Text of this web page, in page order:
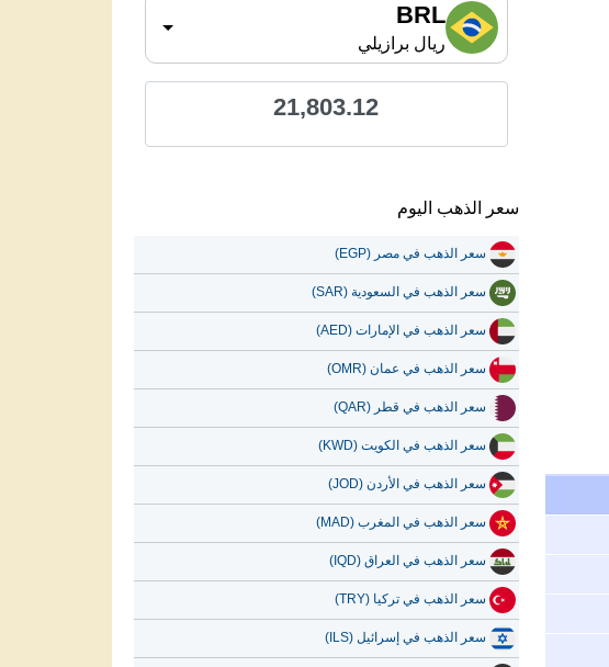
BRL
ريال برازيلي
21,803.12
سعر الذهب اليوم
سعر الذهب في مصر (EGP)
سعر الذهب في السعودية (SAR)
سعر الذهب في الإمارات (AED)
سعر الذهب في عمان (OMR)
سعر الذهب في قطر (QAR)
سعر الذهب في الكويت (KWD)
سعر الذهب في الأردن (JOD)
سعر الذهب في المغرب (MAD)
سعر الذهب في العراق (IQD)
سعر الذهب في تركيا (TRY)
سعر الذهب في إسرائيل (ILS)